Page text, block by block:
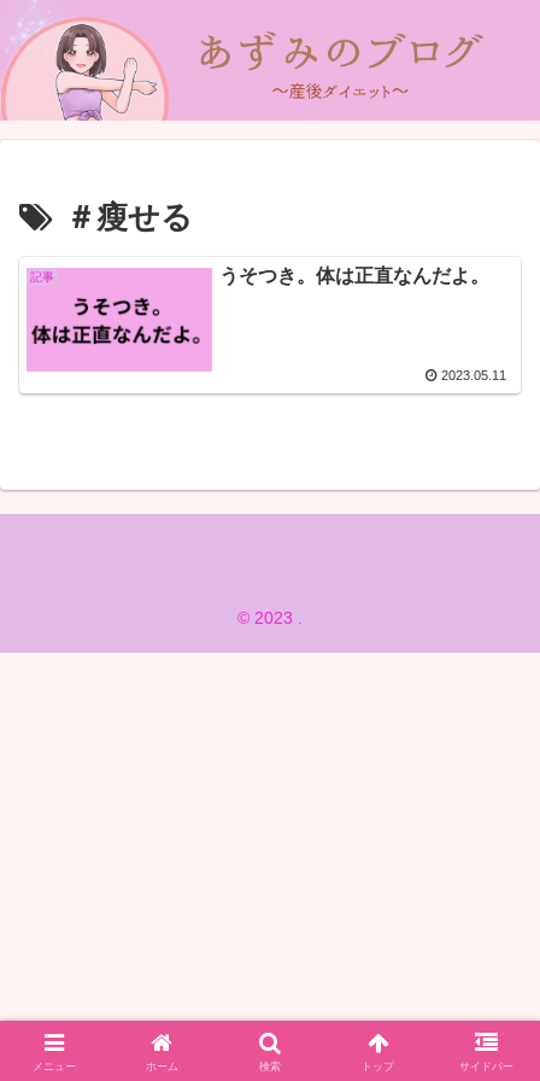
＃瘦せる
記事 うそつき。体は正直なんだよ。
2023.05.11
© 2023 .
メニュー ホーム 検索 トップ サイドバー